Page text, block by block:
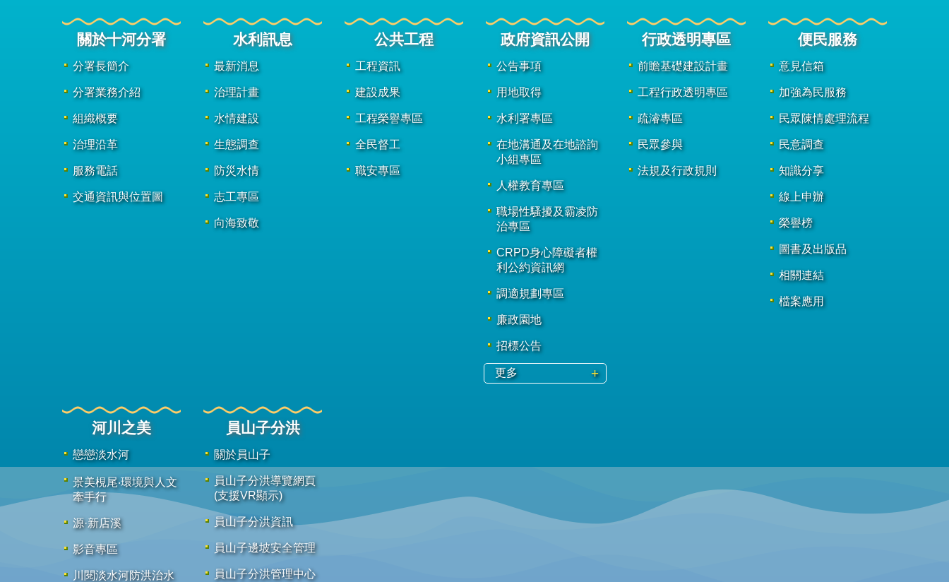
關於十河分署
分署長簡介
分署業務介紹
組織概要
治理沿革
服務電話
交通資訊與位置圖
水利訊息
最新消息
治理計畫
水情建設
生態調查
防災水情
志工專區
向海致敬
公共工程
工程資訊
建設成果
工程榮譽專區
全民督工
職安專區
政府資訊公開
公告事項
用地取得
水利署專區
在地溝通及在地諮詢
小組專區
人權教育專區
職場性騷擾及霸凌防
治專區
CRPD身心障礙者權
利公約資訊網
調適規劃專區
廉政園地
招標公告
更多
行政透明專區
前瞻基礎建設計畫
工程行政透明專區
疏濬專區
民眾參與
法規及行政規則
便民服務
意見信箱
加強為民服務
民眾陳情處理流程
民意調查
知識分享
線上申辦
榮譽榜
圖書及出版品
相關連結
檔案應用
河川之美
戀戀淡水河
景美梘尾‧環境與人文
牽手行
源·新店溪
影音專區
川閱淡水河防洪治水
員山子分洪
關於員山子
員山子分洪導覽網頁
(支援VR顯示)
員山子分洪資訊
員山子邊坡安全管理
員山子分洪管理中心